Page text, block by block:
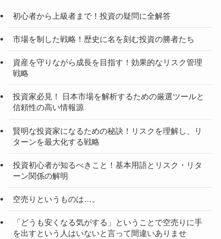
初心者から上級者まで！投資の疑問に全解答
市場を制した戦略！歴史に名を刻む投資の勝者たち
資産を守りながら成長を目指す！効果的なリスク管理
戦略
投資家必見！ 日本市場を解析するための厳選ツールと
信頼性の高い情報源
賢明な投資家になるための秘訣！リスクを理解し、リ
ターンを最大化する戦略
投資初心者が知るべきこと！基本用語とリスク・リタ
ーン関係の解明
空売りというものは…。
「どうも安くなる気がする」ということで空売りに手
を出すという人はいないと言って間違いありませ